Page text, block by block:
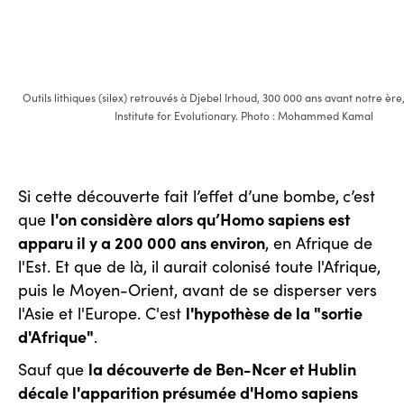
Outils lithiques (silex) retrouvés à Djebel Irhoud, 300 000 ans avant notre
Institute for Evolutionary. Photo : Mohammed Kamal
Si cette découverte fait l’effet d’une bombe, c’est
que l'on considère alors qu’Homo sapiens est
apparu il y a 200 000 ans environ, en Afrique de
l'Est. Et que de là, il aurait colonisé toute l'Afrique,
puis le Moyen-Orient, avant de se disperser vers
l'Asie et l'Europe. C'est l'hypothèse de la "sortie
d'Afrique".
Sauf que la découverte de Ben-Ncer et Hublin
décale l'apparition présumée d'Homo sapiens